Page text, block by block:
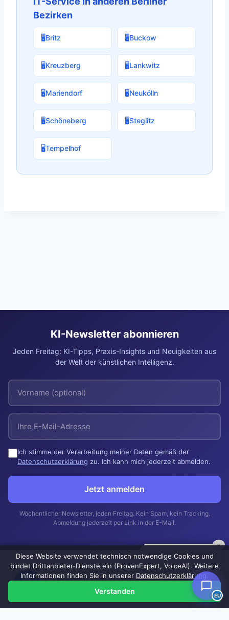
Bezirken
🖥️Britz 🖥️Buckow
🖥️Kreuzberg 🖥️Lankwitz
🖥️Mariendorf 🖥️Neukölln
🖥️Schöneberg 🖥️Steglitz
🖥️Tempelhof
KI-Newsletter abonnieren
Jeden Freitag: KI-Tipps, Praxis-Insights und Neuigkeiten aus
der Welt der künstlichen Intelligenz.
Ich stimme der Verarbeitung meiner Daten gemäß der
Datenschutzerklärung zu. Ich kann mich jederzeit abmelden.
Jetzt anmelden
Wöchentlicher Newsletter, jeden Freitag. Kein Spam, kein Tracking.
Abmeldung jederzeit per Link in der E-Mail.
© 2026 Manthey EDV Beratung —Impressum|
Datenschutzerklärung
Diese Website verwendet technisch notwendige Cookies und
bindet Drittanbieter-Dienste ein (ProvenExpert, VoiceAI). Weitere
Informationen finden Sie in unserer Datenschutzerklärung
Verstanden EU
×
Kann ich Ihnen helfen?